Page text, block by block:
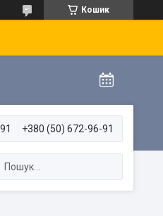
Кошик
+380 (50) 672-96-91